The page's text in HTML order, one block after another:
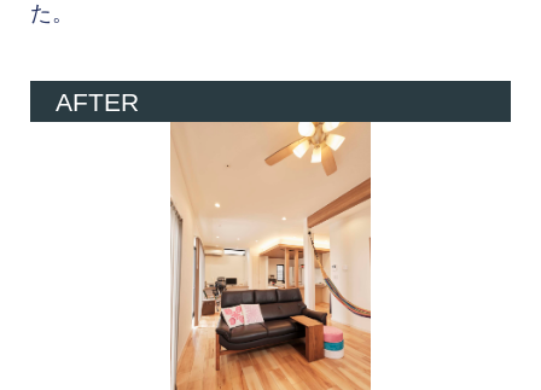
た。
AFTER